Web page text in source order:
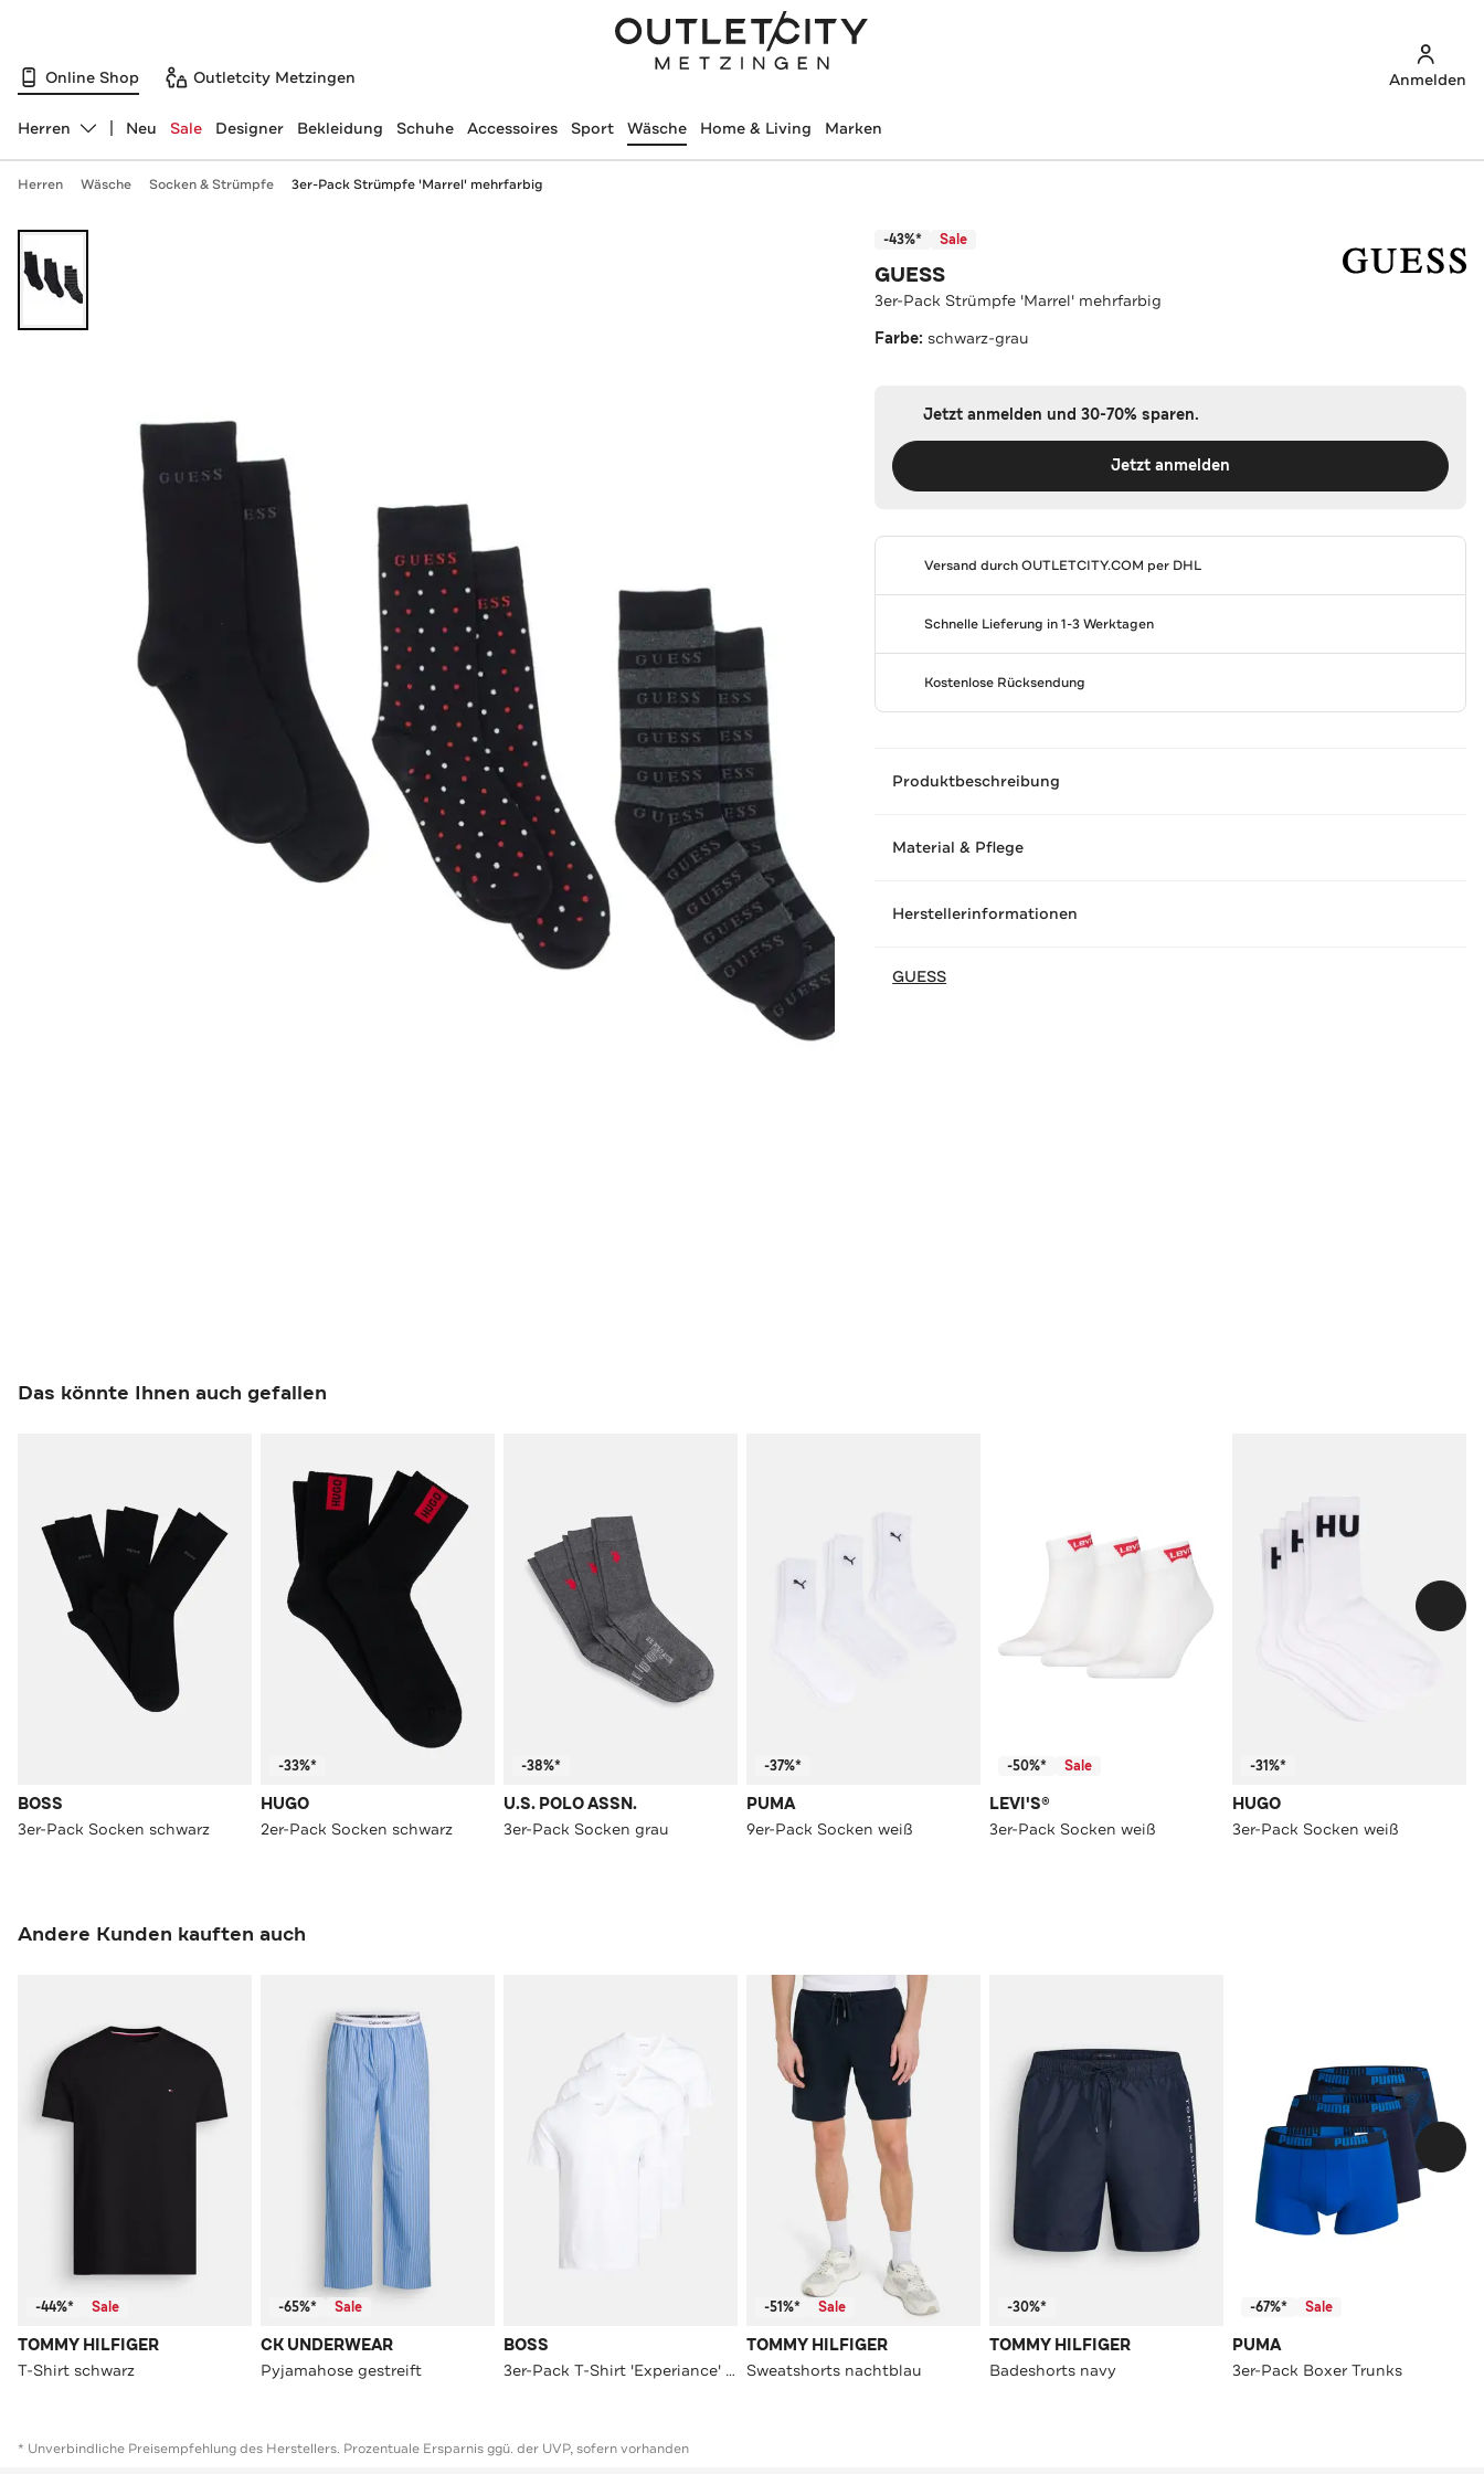
Online Shop Outletcity Metzingen Anmelden
Abteilung ändern, ausgewählt:
Herren Neu Sale Designer Bekleidung Schuhe Accessoires Sport Wäsche Home & Living Marken
Herren Wäsche Socken & Strümpfe 3er-Pack Strümpfe 'Marrel' mehrfarbig
-43%* Sale
GUESS
3er-Pack Strümpfe 'Marrel' mehrfarbig
Farbe: schwarz-grau
Jetzt anmelden und 30-70% sparen.
Jetzt anmelden
Versand durchOUTLETCITY.COM per DHL
Schnelle Lieferung in 1-3 Werktagen
Kostenlose Rücksendung
Produktbeschreibung
Material & Pflege
Herstellerinformationen
GUESS
Das könnte Ihnen auch gefallen
BOSS
3er-Pack Socken schwarz
-33%*
HUGO
2er-Pack Socken schwarz
-38%*
U.S. POLO ASSN.
3er-Pack Socken grau
-37%*
PUMA
9er-Pack Socken weiß
-50%* Sale
LEVI'S®
3er-Pack Socken weiß
-31%*
HUGO
3er-Pack Socken weiß
Andere Kunden kauften auch
-44%* Sale
TOMMY HILFIGER
T-Shirt schwarz
-65%* Sale
CK UNDERWEAR
Pyjamahose gestreift
BOSS
3er-Pack T-Shirt 'Experiance' weiß
-51%* Sale
TOMMY HILFIGER
Sweatshorts nachtblau
-30%*
TOMMY HILFIGER
Badeshorts navy
-67%* Sale
PUMA
3er-Pack Boxer Trunks
* Unverbindliche Preisempfehlung des Herstellers. Prozentuale Ersparnis ggü. der UVP, sofern vorhanden